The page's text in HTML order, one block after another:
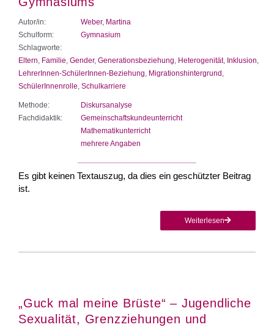
Autor/in:
Weber, Martina
Schulform:
Gymnasium
Schlagworte:
Eltern Familie Gender, Generationsbeziehung Heterogenität, Inklusion
LehrerInnen-SchülerInnen-Beziehung Migrationshintergrund
SchülerInnenrolle Schulkarriere
Methode:
Diskursanalyse
Fachdidaktik:
Gemeinschaftskundeunterricht
Mathematikunterricht
mehrere Angaben
Es gibt keinen Textauszug, da dies ein geschützter Beitrag
ist.
Weiterlesen
„Guck mal meine Brüste“ – Jugendliche
Sexualität, Grenzziehungen und